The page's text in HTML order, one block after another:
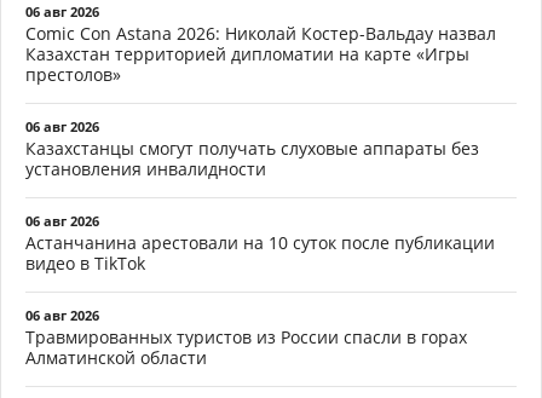
06 авг 2026
Comic Con Astana 2026: Николай Костер-Вальдау назвал
Казахстан территорией дипломатии на карте «Игры
престолов»
06 авг 2026
Казахстанцы смогут получать слуховые аппараты без
установления инвалидности
06 авг 2026
Астанчанина арестовали на 10 суток после публикации
видео в TikTok
06 авг 2026
Травмированных туристов из России спасли в горах
Алматинской области